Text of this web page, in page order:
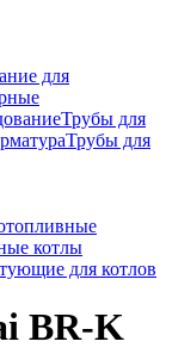
для
Трубы для
Трубы для
котлы
для котлов
BR-K